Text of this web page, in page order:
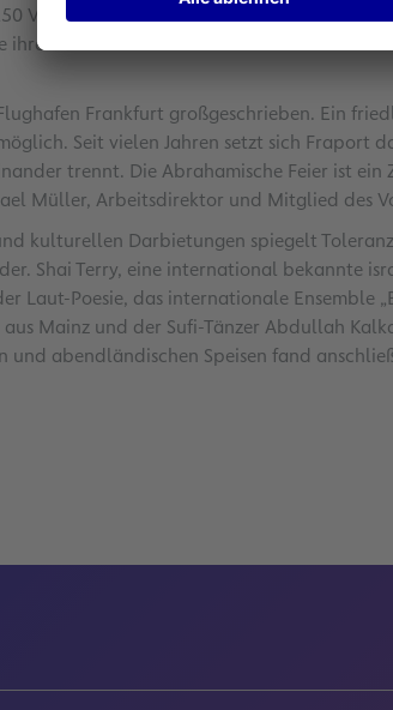
Vertreter des Christentums, des Judentums
Glaubens zu veranschaulichen und sich
Frankfurt großgeschrieben. Ein
Seit vielen Jahren setzt sich Fraport
trennt. Die Abrahamische Feier ist ein
Müller, Arbeitsdirektor und Mitglied des
kulturellen Darbietungen spiegelt
Shai Terry, eine international bekannte
Laut-Poesie, das internationale Ensemble
Mainz und der Sufi-Tänzer Abdullah
und abendländischen Speisen fand